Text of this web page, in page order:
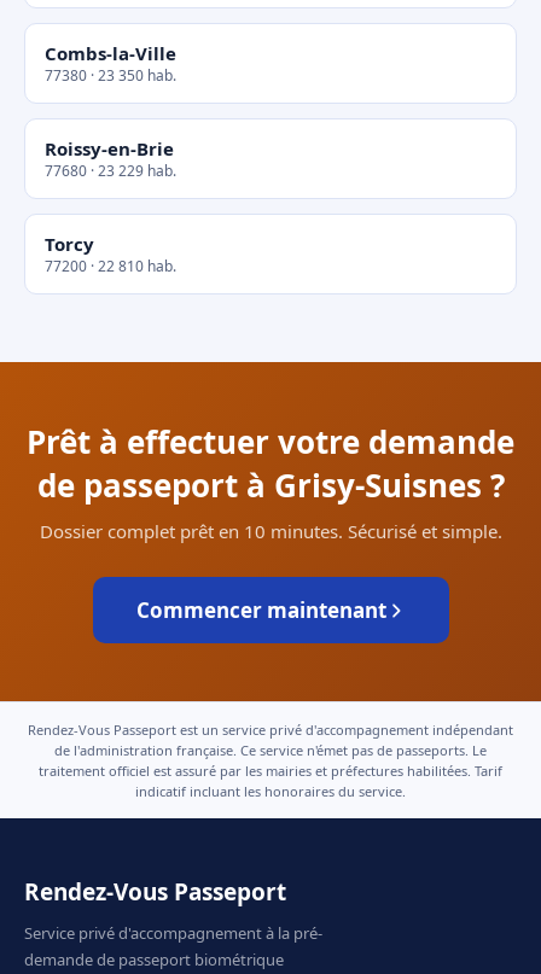
Combs-la-Ville
77380 · 23 350 hab.
Roissy-en-Brie
77680 · 23 229 hab.
Torcy
77200 · 22 810 hab.
Prêt à effectuer votre demande
de passeport à Grisy-Suisnes ?
Dossier complet prêt en 10 minutes. Sécurisé et simple.
Commencer maintenant
Rendez-Vous Passeport est un service privé d'accompagnement indépendant
de l'administration française. Ce service n'émet pas de passeports. Le
traitement officiel est assuré par les mairies et préfectures habilitées. Tarif
indicatif incluant les honoraires du service.
Rendez-Vous Passeport
Service privé d'accompagnement à la pré-
demande de passeport biométrique